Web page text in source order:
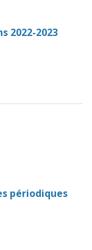
2022-2023
périodiques